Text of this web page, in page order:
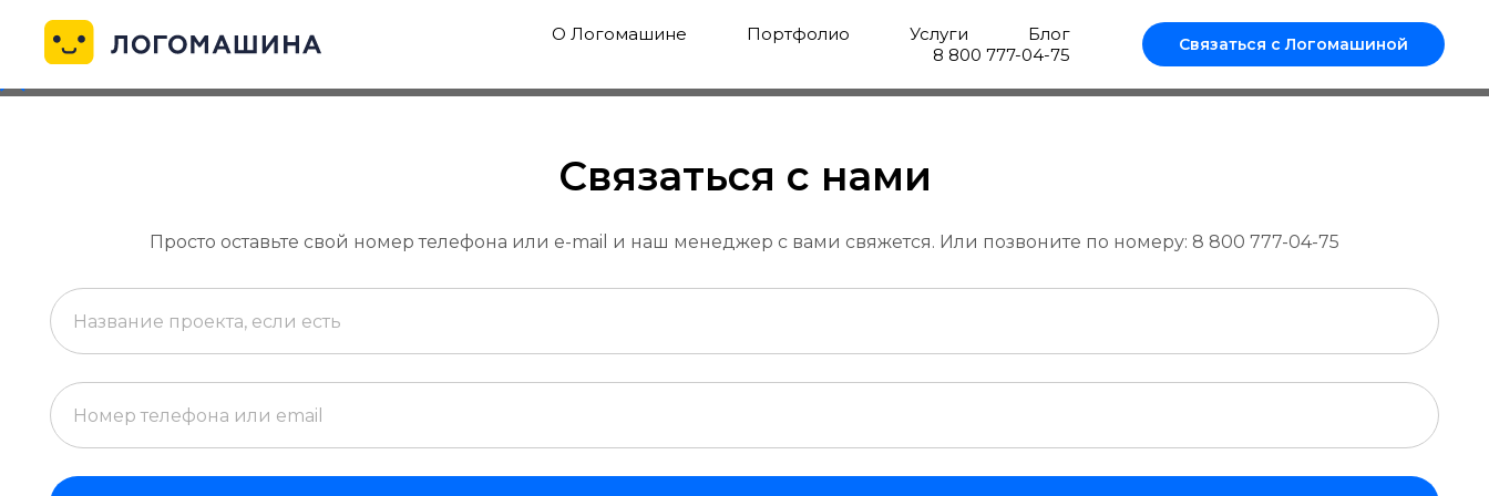
О Логомашине Портфолио Услуги
Блог
8 800 777-04-75
Связаться с Логомашиной
Связаться с нами
Просто оставьте свой номер телефона или e-mail и наш менеджер с вами свяжется. Или позвоните по номеру: 8 800 777-04-75